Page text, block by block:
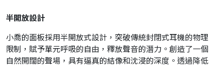
半開放設計
小喬的面板採用半開放式設計，突破傳統封閉式耳機的物理
限制，賦予單元呼吸的自由，釋放聲音的潛力。創造了一個
自然開闊的聲場，具有逼真的結像和沈浸的深度。透過降低